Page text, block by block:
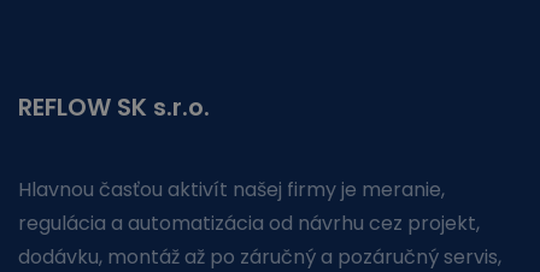
REFLOW SK s.r.o.
Hlavnou časťou aktivít našej firmy je meranie,
regulácia a automatizácia od návrhu cez projekt,
dodávku, montáž až po záručný a pozáručný servis,